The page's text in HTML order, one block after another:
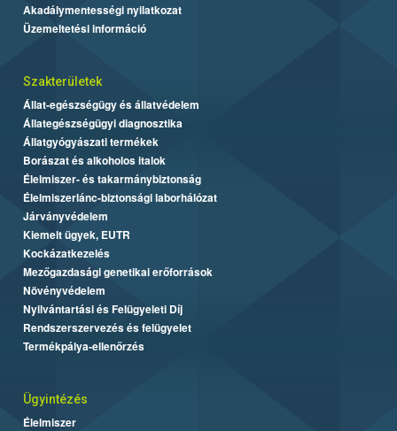
Akadálymentességi nyilatkozat
Üzemeltetési információ
Szakterületek
Állat-egészségügy és állatvédelem
Állategészségügyi diagnosztika
Állatgyógyászati termékek
Borászat és alkoholos italok
Élelmiszer- és takarmánybiztonság
Élelmiszerlánc-biztonsági laborhálózat
Járványvédelem
Kiemelt ügyek, EUTR
Kockázatkezelés
Mezőgazdasági genetikai erőforrások
Növényvédelem
Nyilvántartási és Felügyeleti Díj
Rendszerszervezés és felügyelet
Termékpálya-ellenőrzés
Ügyintézés
Élelmiszer